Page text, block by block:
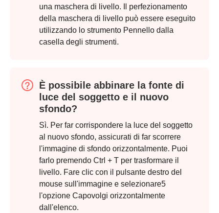
Passo 2.
una maschera di livello. Il perfezionamento
della maschera di livello può essere eseguito
utilizzando lo strumento Pennello dalla
casella degli strumenti.
È possibile abbinare la fonte di
luce del soggetto e il nuovo
sfondo?
Sì. Per far corrispondere la luce del soggetto
al nuovo sfondo, assicurati di far scorrere
l'immagine di sfondo orizzontalmente. Puoi
farlo premendo Ctrl + T per trasformare il
livello. Fare clic con il pulsante destro del
mouse sull'immagine e selezionare5
l'opzione Capovolgi orizzontalmente
dall'elenco.